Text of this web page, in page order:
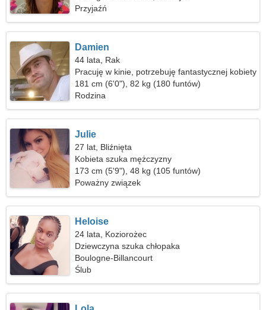
Przyjaźń
Damien
44 lata, Rak
Pracuję w kinie, potrzebuję fantastycznej kobiety
181 cm (6'0"), 82 kg (180 funtów)
Rodzina
Julie
27 lat, Bliźnięta
Kobieta szuka mężczyzny
173 cm (5'9"), 48 kg (105 funtów)
Poważny związek
Heloise
24 lata, Koziorożec
Dziewczyna szuka chłopaka
Boulogne-Billancourt
Ślub